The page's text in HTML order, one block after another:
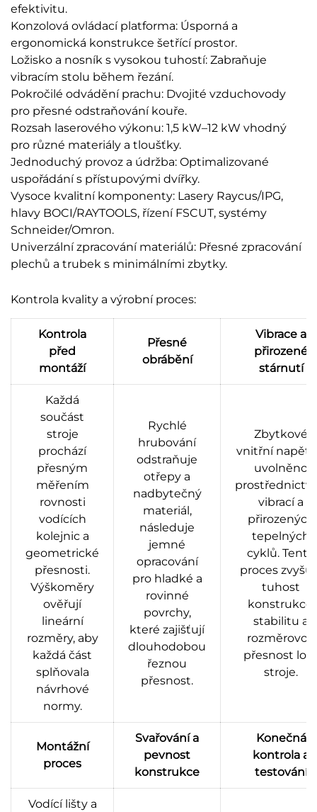
efektivitu.
Konzolová ovládací platforma: Úsporná a
ergonomická konstrukce šetřící prostor.
Ložisko a nosník s vysokou tuhostí: Zabraňuje
vibracím stolu během řezání.
Pokročilé odvádění prachu: Dvojité vzduchovody
pro přesné odstraňování kouře.
Rozsah laserového výkonu: 1,5 kW–12 kW vhodný
pro různé materiály a tloušťky.
Jednoduchý provoz a údržba: Optimalizované
uspořádání s přístupovými dvířky.
Vysoce kvalitní komponenty: Lasery Raycus/IPG,
hlavy BOCI/RAYTOOLS, řízení FSCUT, systémy
Schneider/Omron.
Univerzální zpracování materiálů: Přesné zpracování
plechů a trubek s minimálními zbytky.
Kontrola kvality a výrobní proces:
Kontrola
před
montáží
Přesné
obrábění
Vibrace a
přirozené
stárnutí
Každá
součást
stroje
prochází
přesným
měřením
rovnosti
vodících
kolejnic a
geometrické
přesnosti.
Výškoměry
ověřují
lineární
rozměry, aby
každá část
splňovala
návrhové
normy.
Rychlé
hrubování
odstraňuje
otřepy a
nadbytečný
materiál,
následuje
jemné
opracování
pro hladké a
rovinné
povrchy,
které zajišťují
dlouhodobou
řeznou
přesnost.
Zbytkové
vnitřní napětí
uvolněno
vibrací a
přirozených
tepelných
cyklů. Tento
proces
tuhost
konstrukce,
stabilitu a
rozměrovou
přesnost
stroje.
Montážní
proces
Svařování a
pevnost
konstrukce
Konečná
kontrola a
testování
Vodící lišty a